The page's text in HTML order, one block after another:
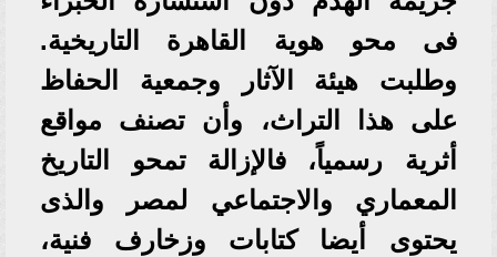
فى محو هوية القاهرة التاريخية.
وطلبت هيئة الآثار وجمعية الحفاظ
على هذا التراث، وأن تصنف مواقع
أثرية رسمياً، فالإزالة تمحو التاريخ
المعماري والاجتماعي لمصر والذى
يحتوى أيضا كتابات وزخارف فنية،